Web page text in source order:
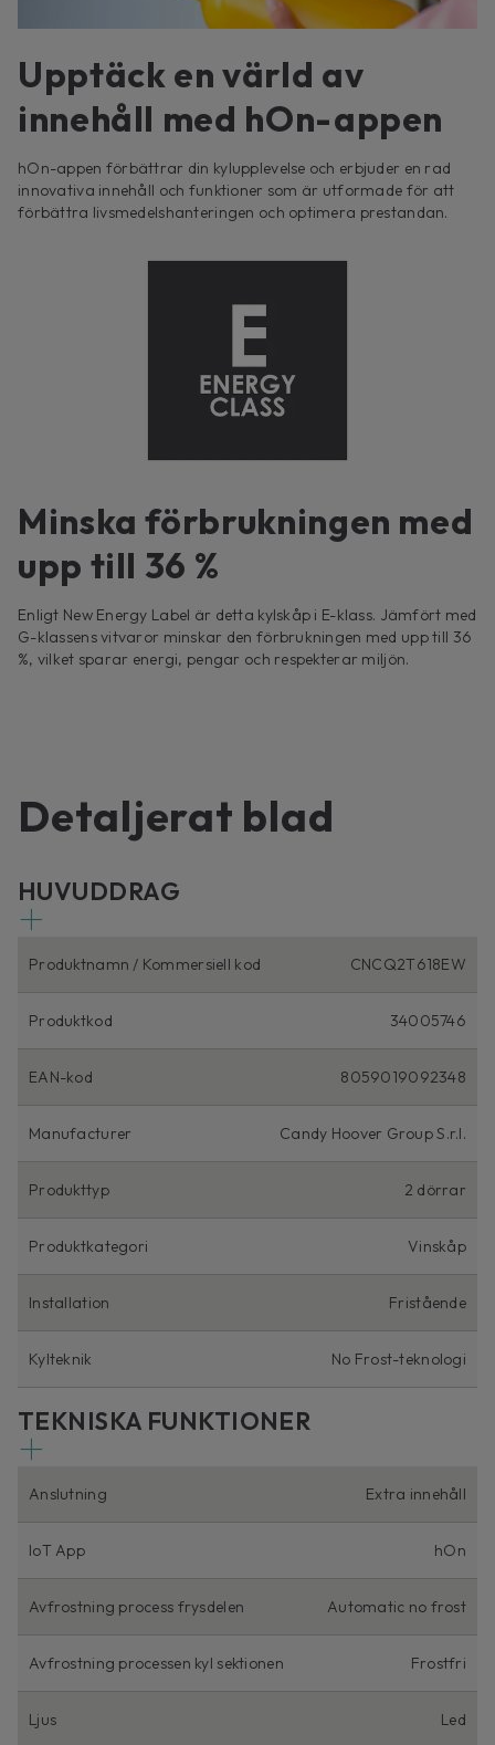
Upptäck en värld av
innehåll med hOn-appen
hOn-appen förbättrar din kylupplevelse och erbjuder en rad
innovativa innehåll och funktioner som är utformade för att
förbättra livsmedelshanteringen och optimera prestandan.
Minska förbrukningen med
upp till 36 %
Enligt New Energy Label är detta kylskåp i E-klass. Jämfört med
G-klassens vitvaror minskar den förbrukningen med upp till 36
%, vilket sparar energi, pengar och respekterar miljön.
Detaljerat blad
HUVUDDRAG
Produktnamn / Kommersiell kod CNCQ2T618EW
Produktkod 34005746
EAN-kod 8059019092348
Manufacturer Candy Hoover Group S.r.l.
Produkttyp 2 dörrar
Produktkategori Vinskåp
Installation Fristående
Kylteknik No Frost-teknologi
TEKNISKA FUNKTIONER
Anslutning Extra innehåll
IoT App hOn
Avfrostning process frysdelen Automatic no frost
Avfrostning processen kyl sektionen Frostfri
Ljus Led